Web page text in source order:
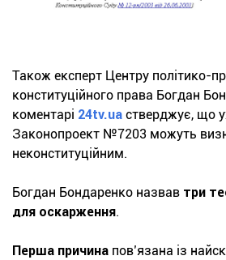
Також експерт Центру політико-
конституційного права Богдан
коментарі 24tv.ua стверджує, що
Законопроект №7203 можуть
неконституційним.
Богдан Бондаренко назвав три
для оскарження.
Перша причина пов’язана із